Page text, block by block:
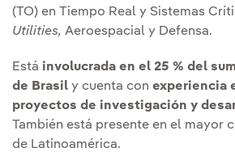
(TO) en Tiempo Real y Sistemas
Utilities, Aeroespacial y Defensa.
Está involucrada en el 25 % del
de Brasil y cuenta con experiencia
proyectos de investigación y
También está presente en el mayor
de Latinoamérica.